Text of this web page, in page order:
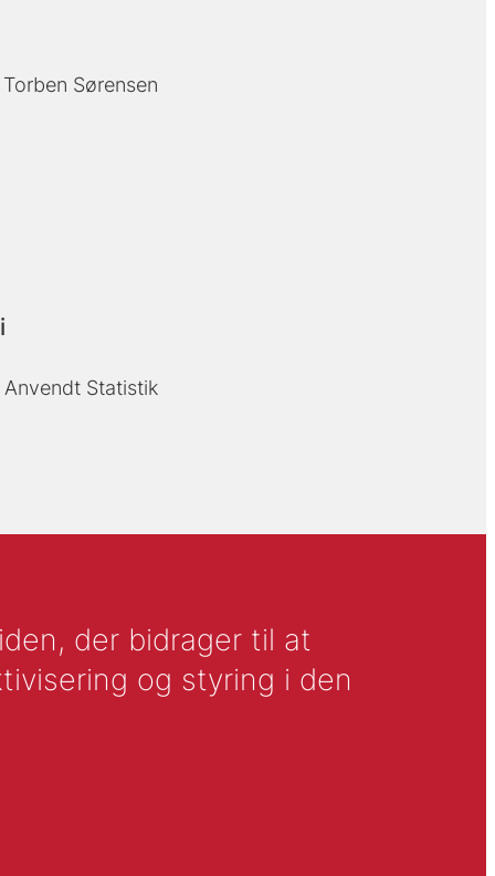
Torben Sørensen
Statistik
der bidrager til at
og styring i den